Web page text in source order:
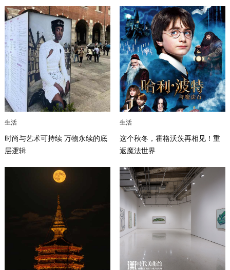
生活
时尚与艺术可持续 万物永续的底
层逻辑
生活
这个秋冬，霍格沃茨再相见！重
返魔法世界